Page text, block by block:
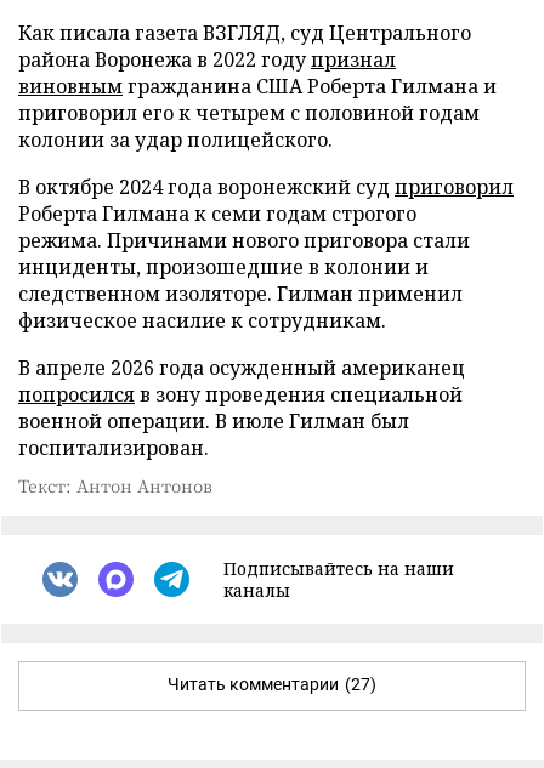
Как писала газета ВЗГЛЯД, суд Центрального
района Воронежа в 2022 годупризнал
виновнымгражданина США Роберта Гилмана и
приговорил его к четырем с половиной годам
колонии за удар полицейского.
В октябре 2024 года воронежский суд приговорил
Роберта Гилмана к семи годам строгого
режима. Причинами нового приговора стали
инциденты, произошедшие в колонии и
следственном изоляторе. Гилман применил
физическое насилие к сотрудникам.
В апреле 2026 года осужденный американец
попросилсяв зону проведения специальной
военной операции. В июле Гилман был
госпитализирован.
Текст: Антон Антонов
Подписывайтесь на наши
каналы
Читать комментарии (27)